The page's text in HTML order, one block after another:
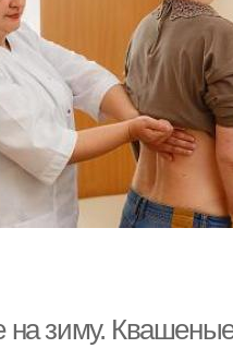
зиму.